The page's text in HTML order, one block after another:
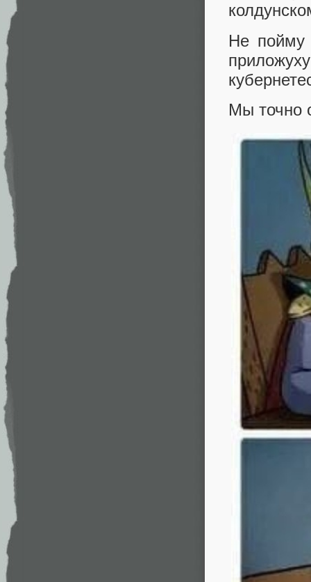
Не пойму
Мы точно